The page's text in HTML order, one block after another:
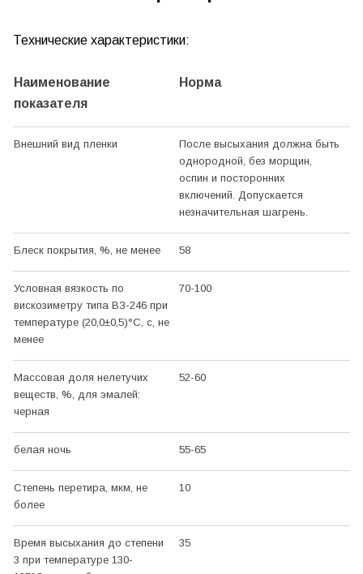
Технические характеристики:
Наименование
показателя
Норма
Внешний вид пленки
После высыхания должна быть
однородной, без морщин,
оспин и посторонних
включений. Допускается
незначительная шагрень.
Блеск покрытия, %, не менее 58
Условная вязкость по
вискозиметру типа ВЗ-246 при
температуре (20,0±0,5)°С, с, не
менее
70-100
Массовая доля нелетучих
веществ, %, для эмалей:
черная
52-60
белая ночь 55-65
Степень перетира, мкм, не
более
10
Время высыхания до степени
3 при температуре 130-
35